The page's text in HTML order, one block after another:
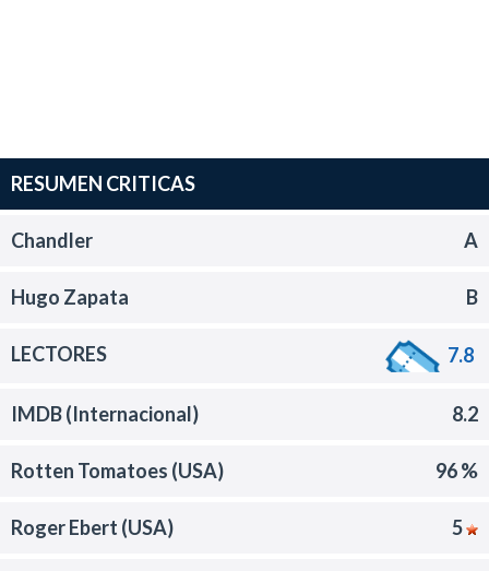
RESUMEN CRITICAS
Chandler A
Hugo Zapata B
LECTORES 7.8
IMDB (Internacional) 8.2
Rotten Tomatoes (USA) 96 %
Roger Ebert (USA) 5